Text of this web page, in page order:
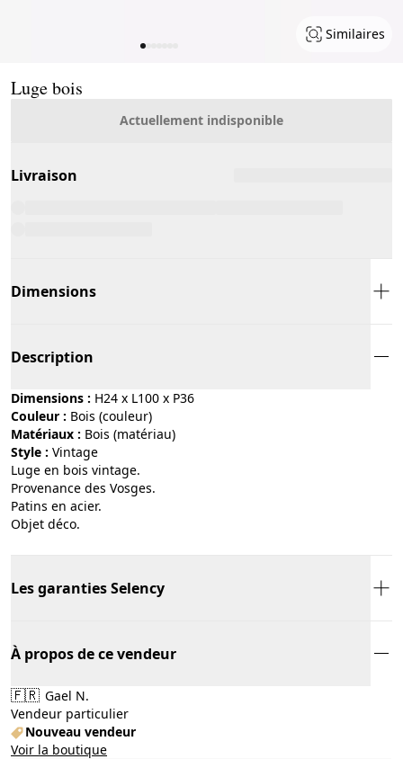
Similaires
Luge bois
Actuellement indisponible
Livraison
Dimensions
Description
Dimensions : H24 x L100 x P36
Couleur :
bois (couleur)
Matériaux :
bois (matériau)
Style :
vintage
Luge en bois vintage.
Provenance des Vosges.
Patins en acier.
Objet déco.
Les garanties Selency
À propos de ce vendeur
🇫🇷 Gael N.
Vendeur particulier
Nouveau vendeur
Voir la boutique